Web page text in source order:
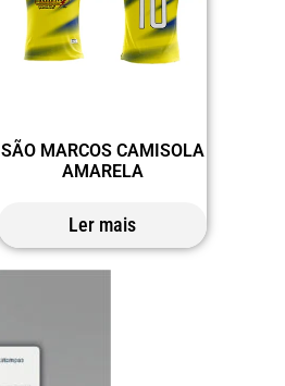
SÃO MARCOS CAMISOLA
AMARELA
Ler mais